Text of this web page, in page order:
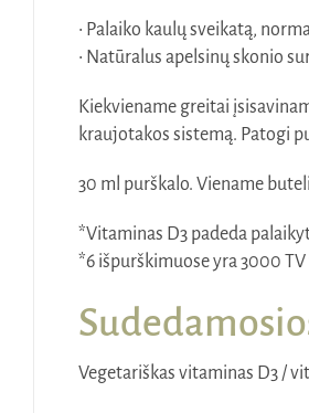
• Palaiko kaulų sveikatą,
• Natūralus apelsinų skonio
Kiekviename greitai
kraujotakos sistemą. Patogi
30 ml purškalo. Viename
*Vitaminas D3 padeda
*6 išpurškimuose yra 3000
Vegetariškas vitaminas D3 /